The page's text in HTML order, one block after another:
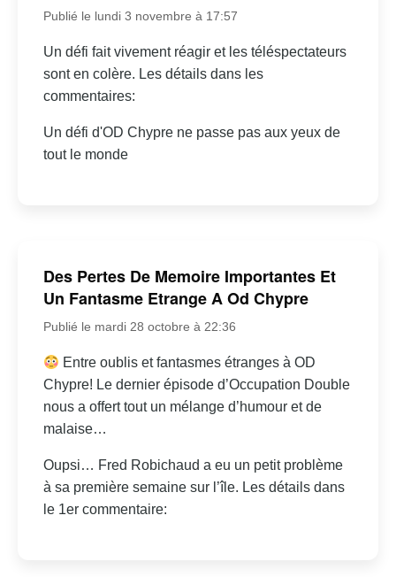
Publié le lundi 3 novembre à 17:57
Un défi fait vivement réagir et les téléspectateurs
sont en colère. Les détails dans les
commentaires:
Un défi d'OD Chypre ne passe pas aux yeux de
tout le monde
Des Pertes De Memoire Importantes Et
Un Fantasme Etrange A Od Chypre
Publié le mardi 28 octobre à 22:36
Entre oublis et fantasmes étranges à OD
Chypre! Le dernier épisode d’Occupation Double
nous a offert tout un mélange d’humour et de
malaise…
Oupsi… Fred Robichaud a eu un petit problème
à sa première semaine sur l’île. Les détails dans
le 1er commentaire: